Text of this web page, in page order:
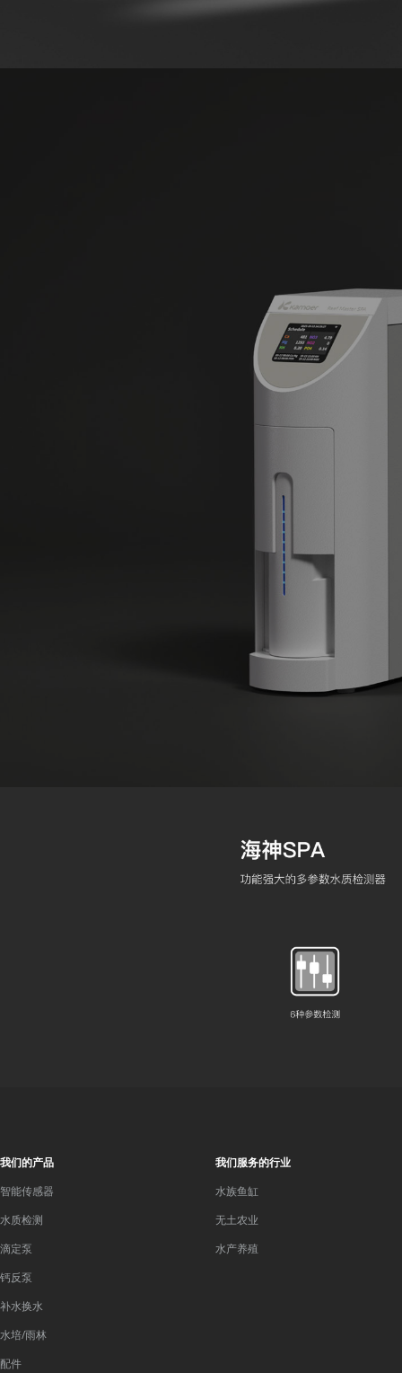
我们的产品
智能传感器
水质检测
滴定泵
钙反泵
补水换水
水培/雨林
配件
我们服务的行业
水族鱼缸
无土农业
水产养殖